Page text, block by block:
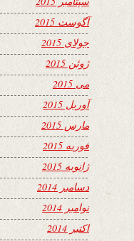
آگوست 2015
جولای 2015
ژوئن 2015
می 2015
آوریل 2015
مارس 2015
فوریه 2015
ژانویه 2015
دسامبر 2014
نوامبر 2014
اکتبر 2014